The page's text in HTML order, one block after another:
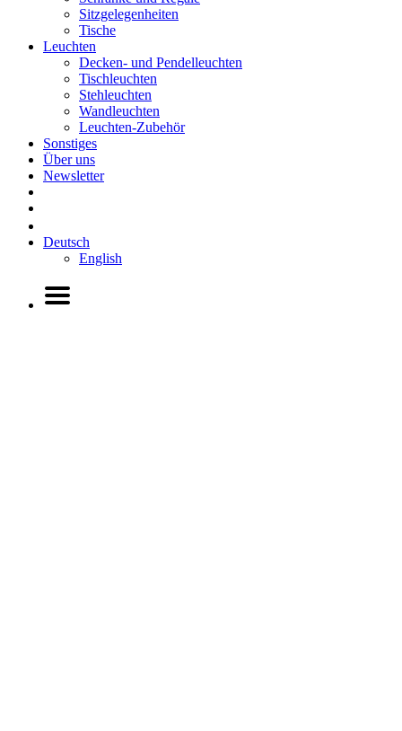
Sitzgelegenheiten
Tische
Leuchten
Decken- und Pendelleuchten
Tischleuchten
Stehleuchten
Wandleuchten
Leuchten-Zubehör
Sonstiges
Über uns
Newsletter
Deutsch
English